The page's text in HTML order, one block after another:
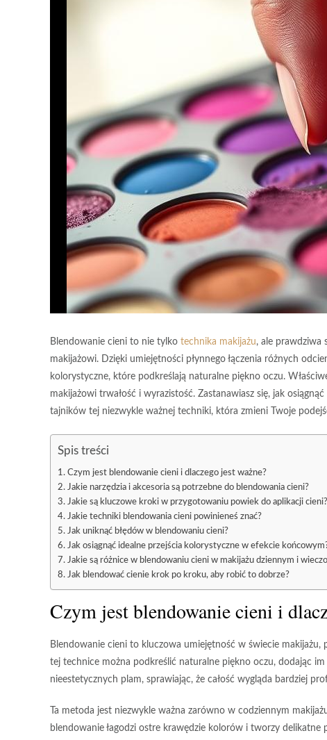
Blendowanie cieni to nie tylko technika makijażu, ale prawdziwa
makijażowi. Dzięki umiejętności płynnego łączenia różnych
kolorystyczne, które podkreślają naturalne piękno oczu.
makijażowi trwałość i wyrazistość. Zastanawiasz się, jak
tajników tej niezwykle ważnej techniki, która zmieni Twoje
Spis treści
Czym jest blendowanie cieni i dlaczego jest ważne?
Jakie narzędzia i akcesoria są potrzebne do blendowania cieni?
Jakie są kluczowe kroki w przygotowaniu powiek do aplikacji cieni?
Jakie techniki blendowania cieni powinieneś znać?
Jak uniknąć błędów w blendowaniu cieni?
Jak osiągnąć idealne przejścia kolorystyczne w efekcie
Jakie są różnice w blendowaniu cieni w makijażu dziennym i
Jak blendować cienie krok po kroku, aby robić to dobrze?
Czym jest blendowanie cieni i
Blendowanie cieni to kluczowa umiejętność w świecie makijażu,
tej technice można podkreślić naturalne piękno oczu, dodając im
nieestetycznych plam, sprawiając, że całość wygląda bardziej
Ta metoda jest niezwykle ważna zarówno w codziennym
blendowanie łagodzi ostre krawędzie kolorów i tworzy